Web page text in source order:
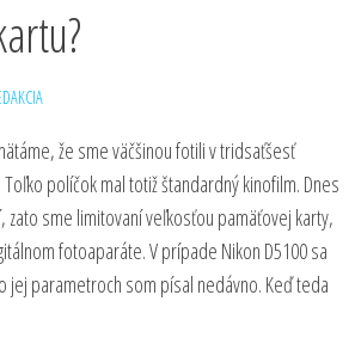
že sme väčšinou fotili v tridsaťšesť
políčok mal totiž štandardný kinofilm. Dnes
sme limitovaní veľkosťou pamäťovej karty,
fotoaparáte. V prípade Nikon D5100 sa
jej parametroch som písal nedávno. Keď teda